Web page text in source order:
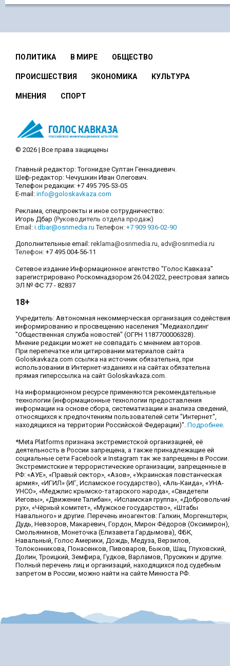
ПОЛИТИКА В МИРЕ ОБЩЕСТВО
ПРОИСШЕСТВИЯ ЭКОНОМИКА КУЛЬТУРА
МНЕНИЯ СПОРТ
© 2026 | Все права защищены
Главный редактор: Тогонидзе Султан Геннадиевич.
Шеф-редактор: Чечушкин Иван Олегович.
Телефон редакции: +7 495 795-53-05
E-mail: info@goloskavkaza.com
Реклама, спецпроекты и иное сотрудничество:
Игорь Дбар (Руководитель отдела продаж)
Email: i.dbar@osnmedia.ru Телефон: +7 909 936-02-90
Дополнительные email: reklama@osnmedia.ru, adv@osnmedia.ru
Телефон: +7 495 004-56-11
Сетевое издание Информационное агентство "Голос Кавказа"
зарегистрировано Роскомнадзором 26.04.2022, реестровая запись
ЭЛ № ФС 77 - 82837
18+
Учредитель: Автономная некоммерческая организация содействия
информированию и просвещению населения "Медиахолдинг
"Общественная служба новостей" (ОГРН 1187700006328).
Мнение редакции может не совпадать с мнением авторов.
При перепечатке или цитировании материалов сайта
Goloskavkaza.com ссылка на источник обязательна, при
использовании в Интернет-изданиях и на сайтах обязательна
прямая гиперссылка на сайт Goloskavkaza.com.
На информационном ресурсе применяются рекомендательные
технологии (информационные технологии предоставления
информации на основе сбора, систематизации и анализа сведений,
относящихся к предпочтениям пользователей сети "Интернет",
находящихся на территории Российской Федерации)". Подробнее.
*Meta Platforms признана экстремистской организацией, её
деятельность в России запрещена, а также принадлежащие ей
социальные сети Facebook и Instagram так же запрещены в России.
Экстремистские и террористические организации, запрещенные в
РФ: «АУЕ», «Правый сектор», «Азов», «Украинская повстанческая
армия», «ИГИЛ» (ИГ, Исламское государство), «Аль-Каида», «УНА-
УНСО», «Меджлис крымско-татарского народа», «Свидетели
Иеговы», «Движение Талибан», «Исламская группа»,
рух», «Чёрный комитет», «Мужское государство», «Штабы
Навального» и другие. Перечень иноагентов: Галкин, Моргенштерн,
Дудь, Невзоров, Макаревич, Гордон, Мирон Фёдоров (Оксимирон),
Смольянинов, Монеточка (Елизавета Гардымова), ФБК,
Навальный, Голос Америки, Дождь, Медуза, Верзилов,
Толоконникова, Понасенков, Пивоваров, Быков, Шац, Глуховский,
Долин, Троицкий, Земфира, Гудков, Варламов, Прусикин и другие.
Полный перечень лиц и организаций, находящихся под судебным
запретом в России, можно найти на сайте Минюста РФ.